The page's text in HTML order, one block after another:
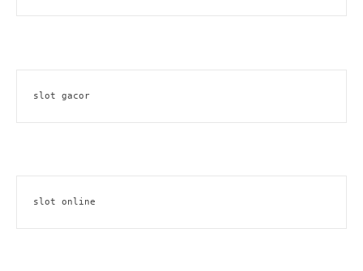
slot gacor
slot online